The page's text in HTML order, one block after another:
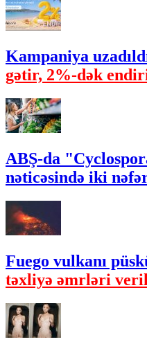
Kampaniya
gətir, 2%-dək
ABŞ-da
nəticəsində iki
Fuego vulkanı
təxliyə əmrləri